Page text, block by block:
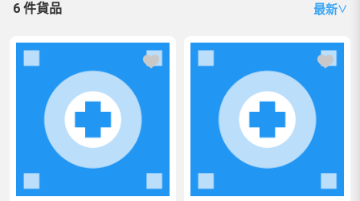
6 件貨品 最新∨